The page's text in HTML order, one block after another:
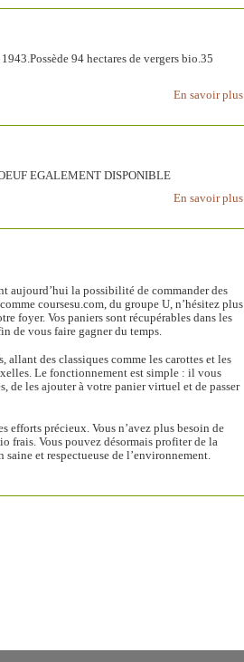
94 hectares de vergers bio.35
En savoir plus
EGALEMENT DISPONIBLE
En savoir plus
aujourd’hui la possibilité de commander des
coursesu.com, du groupe U, n’hésitez plus
foyer. Vos paniers sont récupérables dans les
de vous faire gagner du temps.
allant des classiques comme les carottes et les
Le fonctionnement est simple : il vous
de les ajouter à votre panier virtuel et de passer
efforts précieux. Vous n’avez plus besoin de
frais. Vous pouvez désormais profiter de la
et respectueuse de l’environnement.